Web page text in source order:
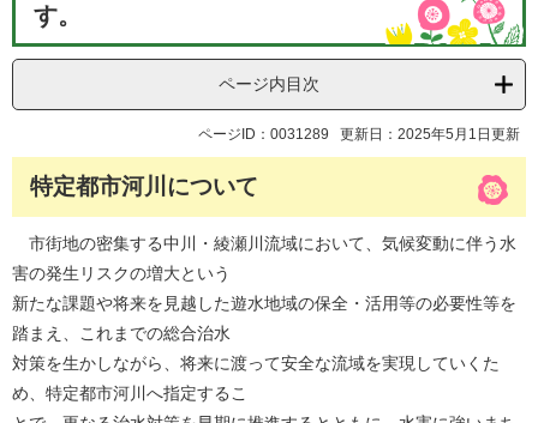
す。
ページ内目次
ページID：0031289 更新日：2025年5月1日更新
特定都市河川について
市街地の密集する中川・綾瀬川流域において、気候変動に伴う水
害の発生リスクの増大という
新たな課題や将来を見越した遊水地域の保全・活用等の必要性等を
踏まえ、これまでの総合治水
対策を生かしながら、将来に渡って安全な流域を実現していくた
め、特定都市河川へ指定するこ